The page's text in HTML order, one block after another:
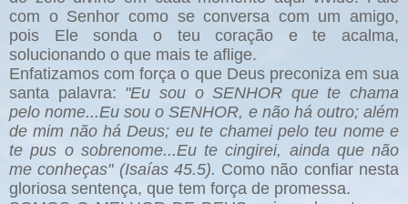
com o Senhor como se conversa com um amigo,
pois Ele sonda o teu coração e te acalma,
solucionando o que mais te aflige.
Enfatizamos com força o que Deus preconiza em sua
santa palavra: "Eu sou o SENHOR que te chama
pelo nome...Eu sou o SENHOR, e não há outro; além
de mim não há Deus; eu te chamei pelo teu nome e
te pus o sobrenome...Eu te cingirei, ainda que não
me conheças" (Isaías 45.5). Como não confiar nesta
gloriosa sentença, que tem força de promessa.